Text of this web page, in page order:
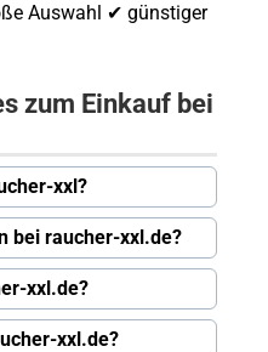
Auswahl ✔ günstiger
zum Einkauf bei
xxl?
bei raucher-xxl.de?
xxl.de?
xxl.de?